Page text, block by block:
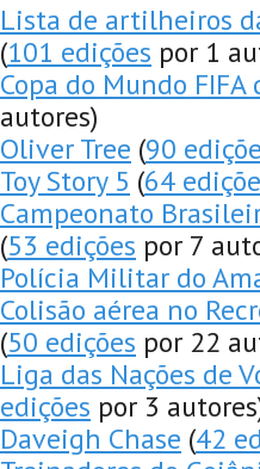
Lista de artilheiros
(101 edições por 1
Copa do Mundo FIFA
autores)
Oliver Tree (90
Toy Story 5 (64
Campeonato
(53 edições por 7
Polícia Militar do
Colisão aérea no
(50 edições por 22
Liga das Nações de
edições por 3
Daveigh Chase (42